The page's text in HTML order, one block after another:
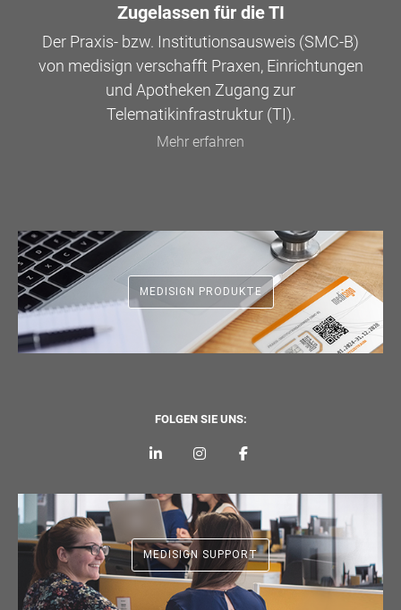
Zugelassen für die TI
Der Praxis- bzw. Institutionsausweis (SMC-B)
von medisign verschafft Praxen, Einrichtungen
und Apotheken Zugang zur
Telematikinfrastruktur (TI).
Mehr erfahren
MEDISIGN PRODUKTE
FOLGEN SIE UNS:
MEDISIGN SUPPORT